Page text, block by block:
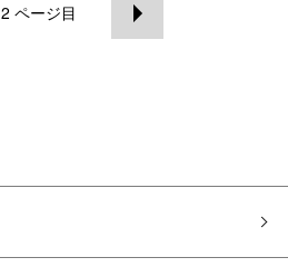
2 ページ目